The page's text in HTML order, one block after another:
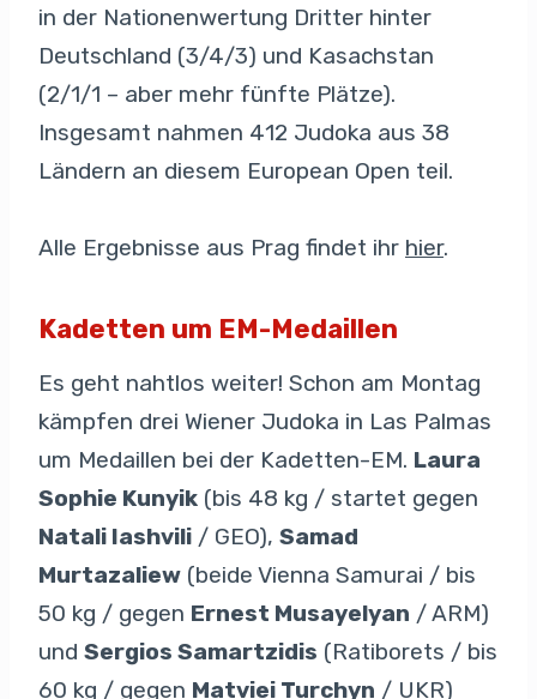
in der Nationenwertung Dritter hinter
Deutschland (3/4/3) und Kasachstan
(2/1/1 – aber mehr fünfte Plätze).
Insgesamt nahmen 412 Judoka aus 38
Ländern an diesem European Open teil.
Alle Ergebnisse aus Prag findet ihr hier.
Kadetten um EM-Medaillen
Es geht nahtlos weiter! Schon am Montag
kämpfen drei Wiener Judoka in Las Palmas
um Medaillen bei der Kadetten-EM. Laura
Sophie Kunyik (bis 48 kg / startet gegen
Natali Iashvili / GEO), Samad
Murtazaliew (beide Vienna Samurai / bis
50 kg / gegen Ernest Musayelyan / ARM)
und Sergios Samartzidis (Ratiborets / bis
60 kg / gegen Matviei Turchyn / UKR)